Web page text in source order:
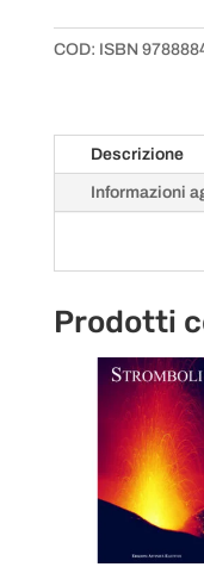
COD: ISBN
Descrizione
Informazioni
Prodotti